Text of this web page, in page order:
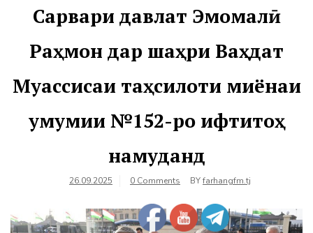
Сарвари давлат Эмомалӣ
Раҳмон дар шаҳри Ваҳдат
Муассисаи таҳсилоти миёнаи
умумии №152-ро ифтитоҳ
намуданд
26.09.2025 0 Comments BYfarhangfm.tj